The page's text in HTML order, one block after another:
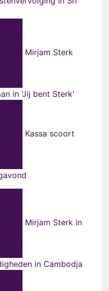
Mirjam Sterk
in 'Jij bent Sterk'
Kassa scoort
Mirjam Sterk in
in Cambodja